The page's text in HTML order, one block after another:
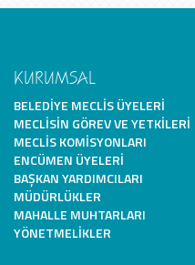
KURUMSAL
BELEDIYE MECLIS ÜYELERI
MECLISIN GÖREV VE YETKILERI
MECLIS KOMISYONLARI
ENCÜMEN ÜYELERI
BAŞKAN YARDIMCILARI
MÜDÜRLÜKLER
MAHALLE MUHTARLARI
YÖNETMELIKLER